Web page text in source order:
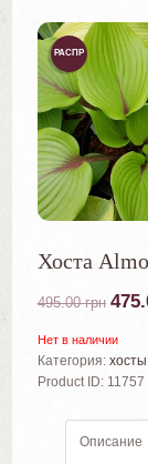
РАСПР
ОДАЖ
А!
Хоста
495.00грн
Нет в наличии
Категория:
Product ID: 11757
Описание